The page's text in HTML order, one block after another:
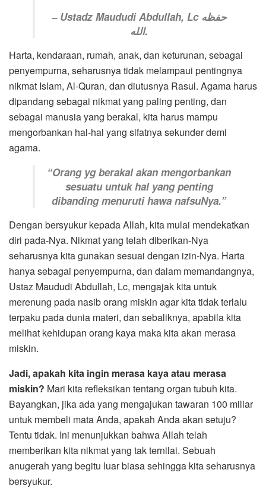
– Ustadz Maududi Abdullah, Lc حفظه
الله.
Harta, kendaraan, rumah, anak, dan keturunan, sebagai
penyempurna, seharusnya tidak melampaui pentingnya
nikmat Islam, Al-Quran, dan diutusnya Rasul. Agama harus
dipandang sebagai nikmat yang paling penting, dan
sebagai manusia yang berakal, kita harus mampu
mengorbankan hal-hal yang sifatnya sekunder demi
agama.
“Orang yg berakal akan mengorbankan
sesuatu untuk hal yang penting
dibanding menuruti hawa nafsuNya.”
Dengan bersyukur kepada Allah, kita mulai mendekatkan
diri pada-Nya. Nikmat yang telah diberikan-Nya
seharusnya kita gunakan sesuai dengan izin-Nya. Harta
hanya sebagai penyempurna, dan dalam memandangnya,
Ustaz Maududi Abdullah, Lc, mengajak kita untuk
merenung pada nasib orang miskin agar kita tidak terlalu
terpaku pada dunia materi, dan sebaliknya, apabila kita
melihat kehidupan orang kaya maka kita akan merasa
miskin.
Jadi, apakah kita ingin merasa kaya atau merasa
miskin? Mari kita refleksikan tentang organ tubuh kita.
Bayangkan, jika ada yang mengajukan tawaran 100 miliar
untuk membeli mata Anda, apakah Anda akan setuju?
Tentu tidak. Ini menunjukkan bahwa Allah telah
memberikan kita nikmat yang tak ternilai. Sebuah
anugerah yang begitu luar biasa sehingga kita seharusnya
bersyukur.